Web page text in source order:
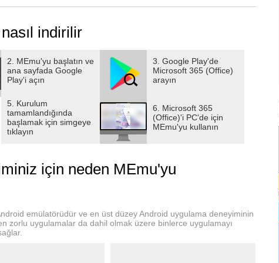
bir sohbet deneyimi sayesinde kolayca sorgulayın,
yapay zeka ile işbirliğinizi yeniden şekillendirin.
Chat’i bir iş veya eğitim hesabına ya da kişisel hesaba
Bireysel ve Aile aboneleri kullanabilir. Uygulamanın
dillere tabidir:
regions-and-languages-in-microsoft-copilot-26de43a1-
sorular sorun ve taslak içerikler oluşturun.
yazmak ve düzenlemek için Word'u kullanın.
PowerPoint'i kullanın.
için Excel'i kullanın.
oluşturmak ve fotoğrafları düzenlemek için Designer*
indirilir
2. MEmu'yu başlatın ve
ana sayfada Google
Play'i açın
3. Google Play'de
Microsoft 365 (Office)
arayın
5. Kurulum
tamamlandığında
başlamak için simgeye
tıklayın
6. Microsoft 365
(Office)'i PC'de için
MEmu'yu kullanın
için neden MEmu'yu
emülatörüdür ve en üst düzey Android uygulama deneyiminin
zorlu uygulamalar da dahil olmak üzere binlerce uygulamayı